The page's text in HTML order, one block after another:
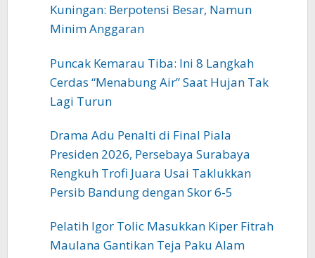
Kuningan: Berpotensi Besar, Namun
Minim Anggaran
Puncak Kemarau Tiba: Ini 8 Langkah
Cerdas “Menabung Air” Saat Hujan Tak
Lagi Turun
Drama Adu Penalti di Final Piala
Presiden 2026, Persebaya Surabaya
Rengkuh Trofi Juara Usai Taklukkan
Persib Bandung dengan Skor 6-5
Pelatih Igor Tolic Masukkan Kiper Fitrah
Maulana Gantikan Teja Paku Alam